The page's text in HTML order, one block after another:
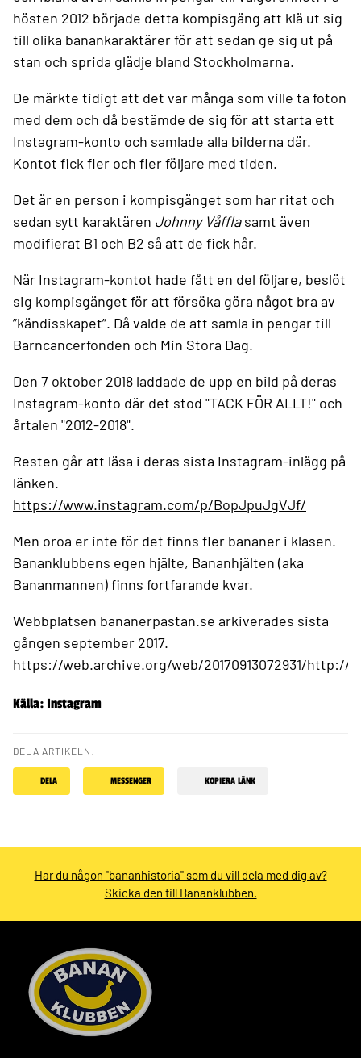
hösten 2012 började detta kompisgäng att klä ut sig
till olika banankaraktärer för att sedan ge sig ut på
stan och sprida glädje bland Stockholmarna.
De märkte tidigt att det var många som ville ta foton
med dem och då bestämde de sig för att starta ett
Instagram-konto och samlade alla bilderna där.
Kontot fick fler och fler följare med tiden.
Det är en person i kompisgänget som har ritat och
sedan sytt karaktären Johnny Våfflasamt även
modifierat B1 och B2 så att de fick hår.
När Instagram-kontot hade fått en del följare, beslöt
sig kompisgänget för att försöka göra något bra av
”kändisskapet”. Då valde de att samla in pengar till
Barncancerfonden och Min Stora Dag.
Den 7 oktober 2018 laddade de upp en bild på deras
Instagram-konto där det stod "TACK FÖR ALLT!" och
årtalen "2012-2018".
Resten går att läsa i deras sista Instagram-inlägg på
länken.
https://www.instagram.com/p/BopJpuJgVJf/
Men oroa er inte för det finns fler bananer i klasen.
Bananklubbens egen hjälte, Bananhjälten (aka
Bananmannen) finns fortfarande kvar.
Webbplatsen bananerpastan.se arkiverades sista
gången september 2017.
https://web.archive.org/web/20170913072931/http://
Källa: Instagram
DELA ARTIKELN:
DELA MESSENGER KOPIERA LÄNK
Har du någon "bananhistoria" som du vill dela med dig av?
Skicka den till Bananklubben.